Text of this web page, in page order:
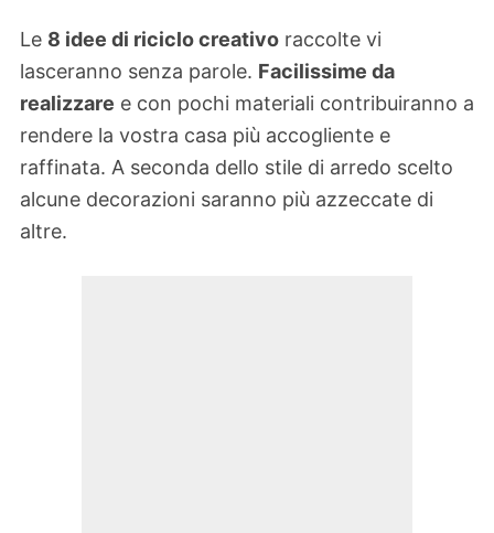
Le 8 idee di riciclo creativo raccolte vi
lasceranno senza parole. Facilissime da
realizzare e con pochi materiali contribuiranno a
rendere la vostra casa più accogliente e
raffinata. A seconda dello stile di arredo scelto
alcune decorazioni saranno più azzeccate di
altre.